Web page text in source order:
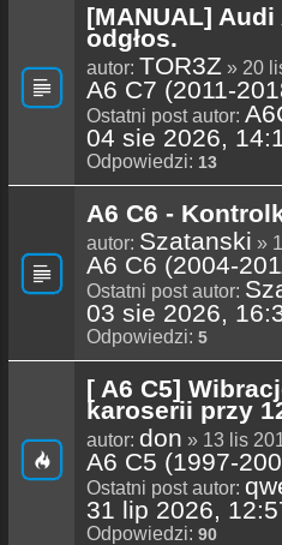
[MANUAL]
odgłos.
autor: TOR3Z » 20
A6 C7 (2011-
Ostatni post autor:
04 sie 2026,
Odpowiedzi: 13
A6 C6 -
autor: Szatanski »
A6 C6 (2004-
Ostatni post autor:
03 sie 2026,
Odpowiedzi: 5
[ A6 C5]
karoserii przy
autor: don » 13 lis
A6 C5 (1997-
Ostatni post autor:
31 lip 2026,
Odpowiedzi: 90